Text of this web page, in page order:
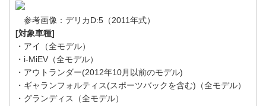
参考画像：デリカD:5（2011年式）
[対象車種]
・アイ（全モデル）
・i-MiEV（全モデル）
・アウトランダー(2012年10月以前のモデル)
・ギャランフォルティス(スポーツバックを含む)（全モデル）
・グランディス（全モデル）